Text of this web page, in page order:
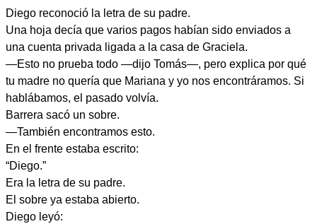
Diego reconoció la letra de su padre.
Una hoja decía que varios pagos habían sido enviados a
una cuenta privada ligada a la casa de Graciela.
—Esto no prueba todo —dijo Tomás—, pero explica por qué
tu madre no quería que Mariana y yo nos encontráramos. Si
hablábamos, el pasado volvía.
Barrera sacó un sobre.
—También encontramos esto.
En el frente estaba escrito:
“Diego.”
Era la letra de su padre.
El sobre ya estaba abierto.
Diego leyó: